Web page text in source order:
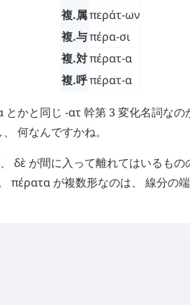
複.属περάτ-ων
複.与πέρα-σι
複.対πέρατ-α
複.呼πέρατ-α
とかと同じ -ατ幹第 3 変化名詞な
何なんですかね。
δὲ が間に入って離れてはいるも
πέρατα が複数形なのは、 線分の